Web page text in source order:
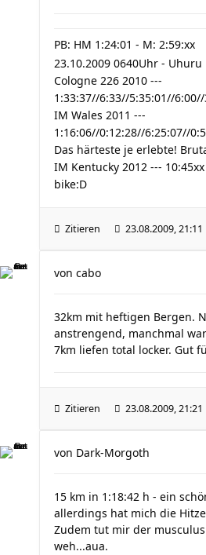
PB: HM 1:24:01 - M: 2:59:xx
23.10.2009 0640Uhr - Uhuru
Cologne 226 2010 ---
1:33:37//6:33//5:35:01//
IM Wales 2011 ---
1:16:06//0:12:28//6:25:07//
Das härteste je erlebte!
IM Kentucky 2012 ---
bike:D
Zitieren 23.08.2009, 21:11
von cabo
32km mit heftigen Bergen.
anstrengend, manchmal
7km liefen total locker. Gut
Zitieren 23.08.2009, 21:21
von Dark-Morgoth
15 km in 1:18:42 h - ein
allerdings hat mich die
Zudem tut mir der
weh...aua.